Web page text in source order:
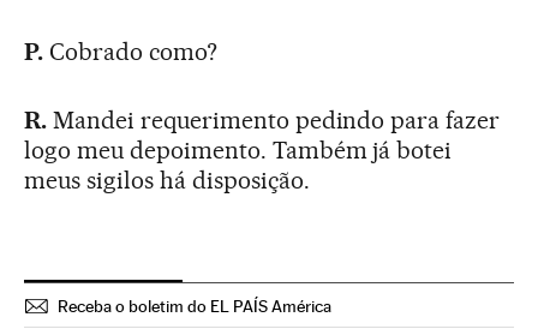
P. Cobrado como?
R. Mandei requerimento pedindo para fazer
logo meu depoimento. Também já botei
meus sigilos há disposição.
Receba o boletim do EL PAÍS América